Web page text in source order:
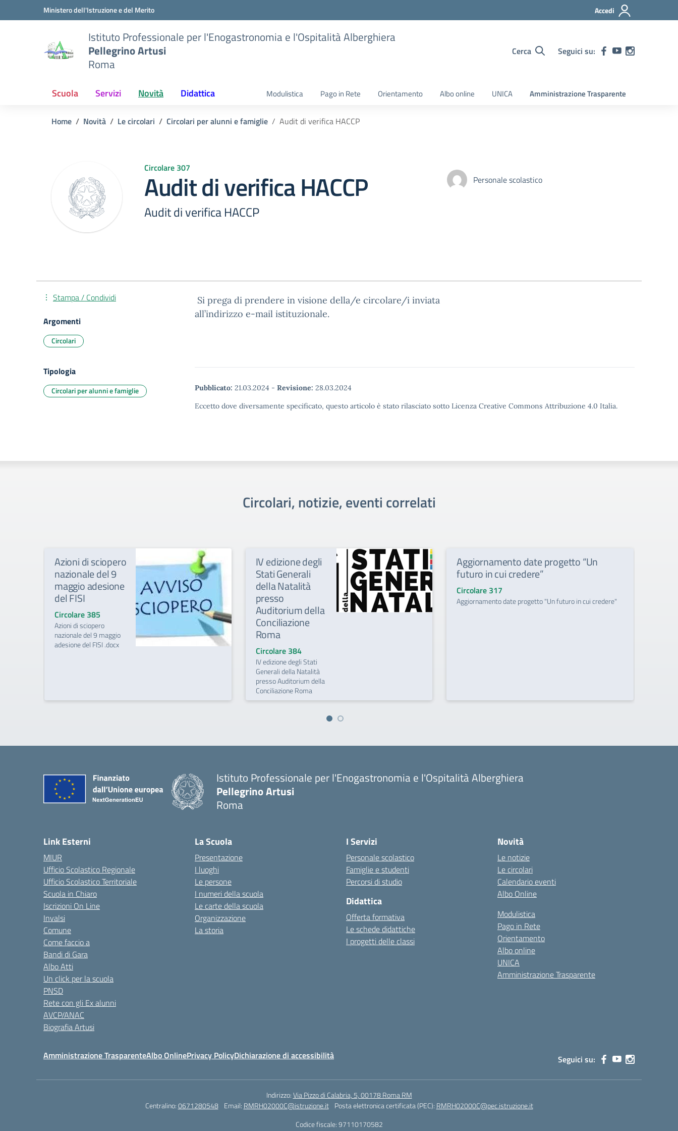
Vai ai contenuti
Vai al menu di navigazioneMinistero dell'Istruzione e del Merito Accedi
Istituto Professionale per l'Enogastronomia e l'Ospitalità Alberghiera
Pellegrino Artusi
Roma
Cerca Seguici su:
Scuola Servizi Novità Didattica Modulistica Pago in Rete Orientamento Albo online UNICA Amministrazione Trasparente
Home Novità Le circolari Circolari per alunni e famiglie Audit di verifica HACCP
Circolare 307
Audit di verifica HACCP
Audit di verifica HACCP
Personale scolastico
Si prega di prendere in visione della/e circolare/i inviata
all’indirizzo e-mail istituzionale.
Pubblicato: 21.03.2024 - Revisione: 28.03.2024
Eccetto dove diversamente specificato, questo articolo è stato rilasciato sotto Licenza Creative Commons Attribuzione 4.0 Italia.
Stampa / Condividi
Argomenti
Circolari
Tipologia
Circolari per alunni e famiglie
Circolari, notizie, eventi correlati
Azioni di sciopero
nazionale del 9
maggio adesione
del FISI
Circolare 385
Azioni di sciopero
nazionale del 9 maggio
adesione del FISI .docx
IV edizione degli
Stati Generali
della Natalità
presso
Auditorium della
Conciliazione
Roma
Circolare 384
IV edizione degli Stati
Generali della Natalità
presso Auditorium della
Conciliazione Roma
Aggiornamento date progetto “Un
futuro in cui credere”
Circolare 317
Aggiornamento date progetto "Un futuro in cui credere"
Istituto Professionale per l'Enogastronomia e l'Ospitalità Alberghiera
Pellegrino Artusi
Roma
Link Esterni
MIUR
Ufficio Scolastico Regionale
Ufficio Scolastico Territoriale
Scuola in Chiaro
Iscrizioni On Line
Invalsi
Comune
Come faccio a
Bandi di Gara
Albo Atti
Un click per la scuola
PNSD
Rete con gli Ex alunni
AVCP/ANAC
Biografia Artusi
La Scuola
Presentazione
I luoghi
Le persone
I numeri della scuola
Le carte della scuola
Organizzazione
La storia
I Servizi
Personale scolastico
Famiglie e studenti
Percorsi di studio
Didattica
Offerta formativa
Le schede didattiche
I progetti delle classi
Novità
Le notizie
Le circolari
Calendario eventi
Albo Online
Modulistica
Pago in Rete
Orientamento
Albo online
UNICA
Amministrazione Trasparente
Amministrazione TrasparenteAlbo OnlinePrivacy PolicyDichiarazione di accessibilità Seguici su:
Indirizzo:Via Pizzo di Calabria, 5, 00178 Roma RM
Centralino:0671280548 Email: RMRH02000C@istruzione.it Posta elettronica certificata (PEC): RMRH02000C@pec.istruzione.it
Codice fiscale: 97110170582